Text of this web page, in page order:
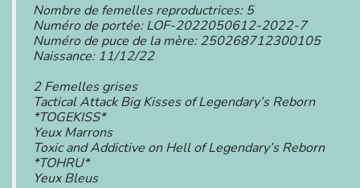
Nombre de femelles reproductrices: 5
Numéro de portée: LOF-2022050612-2022-7
Numéro de puce de la mère: 250268712300105
Naissance: 11/12/22
2 Femelles grises
Tactical Attack Big Kisses of Legendary’s Reborn
*TOGEKISS*
Yeux Marrons
Toxic and Addictive on Hell of Legendary’s Reborn
*TOHRU*
Yeux Bleus